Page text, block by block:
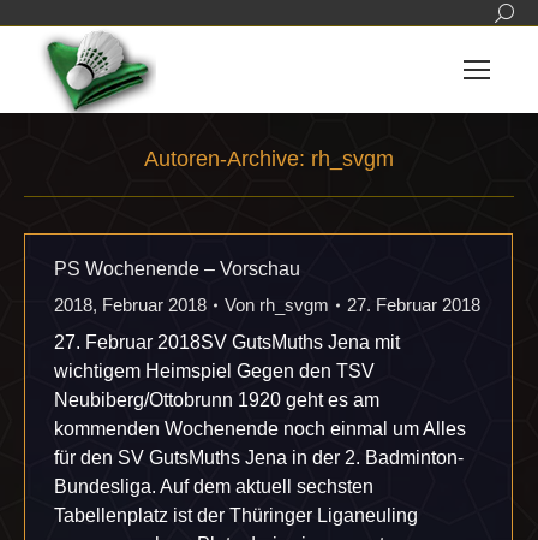
Autoren-Archive: rh_svgm
PS Wochenende – Vorschau
2018, Februar 2018 Von rh_svgm
27. Februar 2018
27. Februar 2018SV GutsMuths Jena mit
wichtigem Heimspiel Gegen den TSV
Neubiberg/Ottobrunn 1920 geht es am
kommenden Wochenende noch einmal um Alles
für den SV GutsMuths Jena in der 2. Badminton-
Bundesliga. Auf dem aktuell sechsten
Tabellenplatz ist der Thüringer Liganeuling